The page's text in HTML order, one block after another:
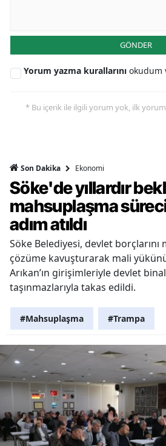
GÖNDER
Yorum yazma kurallarını okudum
* Bu içerik ile ilgili yorum yok, ilk
Son Dakika Ekonomi
Söke'de yıllardır
mahsuplaşma
adım atıldı
Söke Belediyesi, devlet
çözüme kavuşturarak mali
Arıkan’ın girişimleriyle devlet
taşınmazlarıyla takas edildi.
#Mahsuplaşma #Trampa